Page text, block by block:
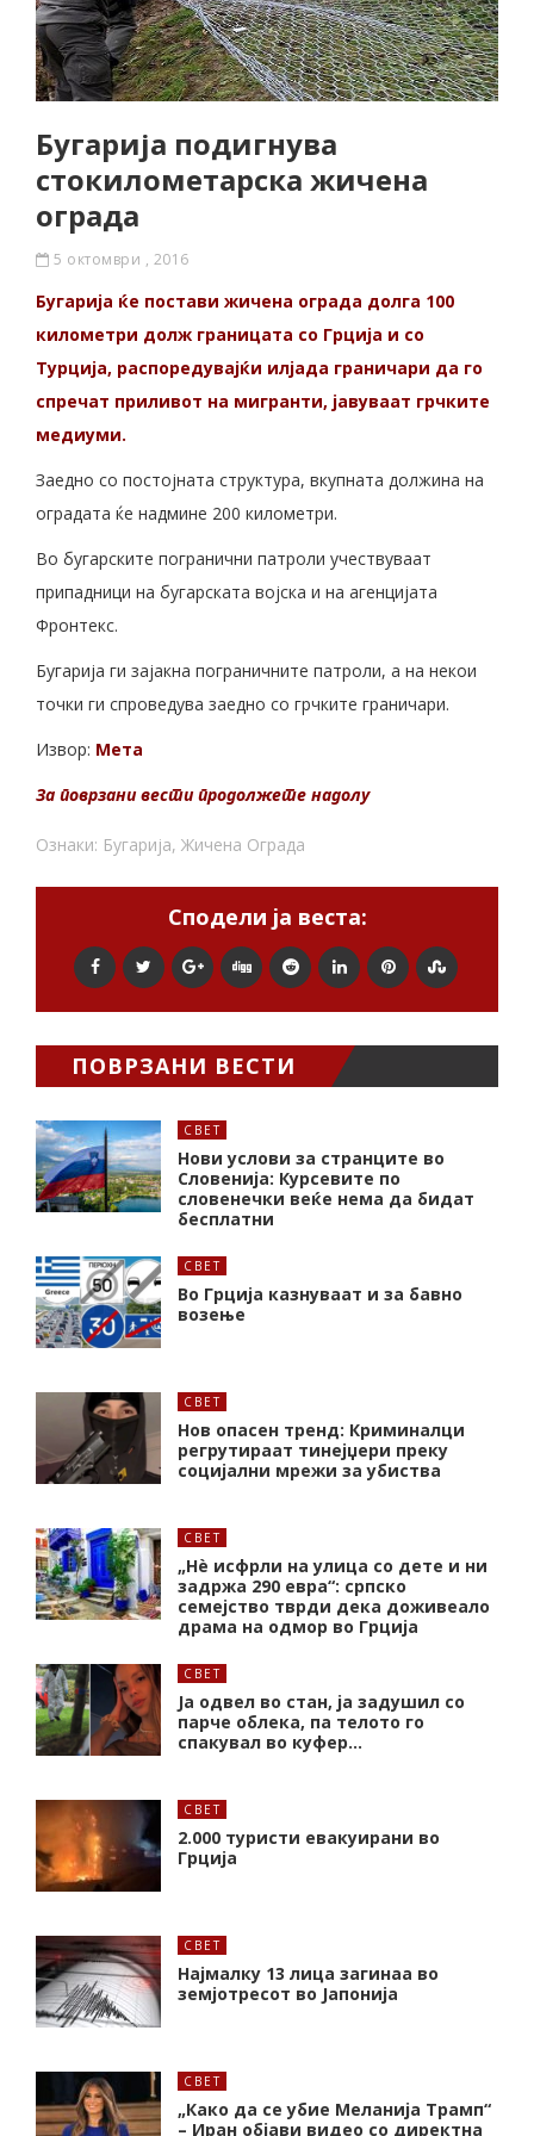
Бугарија подигнува
стокилометарска жичена
ограда
5 октомври , 2016
Бугарија ќе постави жичена ограда долга 100
километри долж границата со Грција и со
Турција, распоредувајќи илјада граничари да го
спречат приливот на мигранти, јавуваат грчките
медиуми.
Заедно со постојната структура, вкупната должина на
оградата ќе надмине 200 километри.
Во бугарските погранични патроли учествуваат
припадници на бугарската војска и на агенцијата
Фронтекс.
Бугарија ги зајакна пограничните патроли, а на некои
точки ги спроведува заедно со грчките граничари.
Извор: Мета
За поврзани вести продолжете надолу
Ознаки: Бугарија, Жичена Ограда
Сподели ја веста:
ПОВРЗАНИ ВЕСТИ
СВЕТ
Нови услови за странците во
Словенија: Курсевите по
словенечки веќе нема да бидат
бесплатни
СВЕТ
Во Грција казнуваат и за бавно
возење
СВЕТ
Нов опасен тренд: Криминалци
регрутираат тинејџери преку
социјални мрежи за убиства
СВЕТ
„Нѐ исфрли на улица со дете и ни
задржа 290 евра“: српско
семејство тврди дека доживеало
драма на одмор во Грција
СВЕТ
Ја одвел во стан, ја задушил со
парче облека, па телото го
спакувал во куфер…
СВЕТ
2.000 туристи евакуирани во
Грција
СВЕТ
Најмалку 13 лица загинаа во
земјотресот во Јапонија
СВЕТ
„Како да се убие Меланија Трамп“
– Иран објави видео со директна